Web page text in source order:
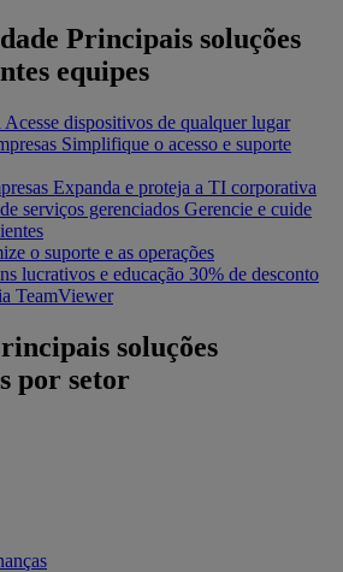
Principais soluções
equipes
Acesse dispositivos de qualquer lugar
Simplifique o acesso e suporte
Expanda e proteja a TI corporativa
serviços gerenciados Gerencie e cuide
o suporte e as operações
lucrativos e educação 30% de desconto
TeamViewer
soluções
por setor